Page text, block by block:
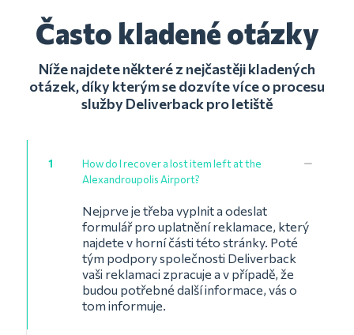
Často kladené otázky
Níže najdete některé z nejčastěji kladených
otázek, díky kterým se dozvíte více o procesu
služby Deliverback pro letiště
1
How do I recover a lost item left at the
Alexandroupolis Airport?
Nejprve je třeba vyplnit a odeslat
formulář pro uplatnění reklamace, který
najdete v horní části této stránky. Poté
tým podpory společnosti Deliverback
vaši reklamaci zpracuje a v případě, že
budou potřebné další informace, vás o
tom informuje.